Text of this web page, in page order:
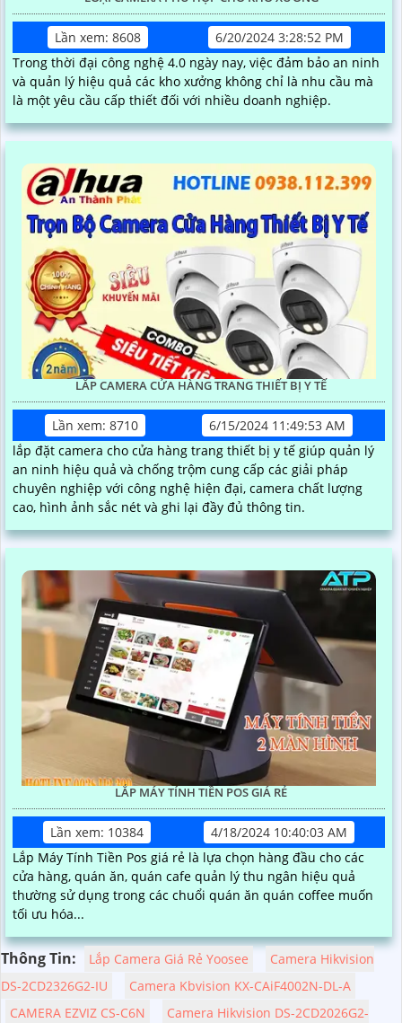
Lần xem: 8608
6/20/2024 3:28:52 PM
Trong thời đại công nghệ 4.0 ngày nay, việc đảm bảo an ninh
và quản lý hiệu quả các kho xưởng không chỉ là nhu cầu mà
là một yêu cầu cấp thiết đối với nhiều doanh nghiệp.
LẮP CAMERA CỬA HÀNG TRANG THIẾT BỊ Y TẾ
Lần xem: 8710
6/15/2024 11:49:53 AM
lắp đặt camera cho cửa hàng trang thiết bị y tế giúp quản lý
an ninh hiệu quả và chống trộm cung cấp các giải pháp
chuyên nghiệp với công nghệ hiện đại, camera chất lượng
cao, hình ảnh sắc nét và ghi lại đầy đủ thông tin.
LẮP MÁY TÍNH TIỀN POS GIÁ RẺ
Lần xem: 10384
4/18/2024 10:40:03 AM
Lắp Máy Tính Tiền Pos giá rẻ là lựa chọn hàng đầu cho các
cửa hàng, quán ăn, quán cafe quản lý thu ngân hiệu quả
thường sử dụng trong các chuổi quán ăn quán coffee muốn
tối ưu hóa...
Thông Tin: Lắp Camera Giá Rẻ Yoosee
Camera Hikvision
DS-2CD2326G2-IU
Camera Kbvision KX-CAiF4002N-DL-A
CAMERA EZVIZ CS-C6N
Camera Hikvision DS-2CD2026G2-